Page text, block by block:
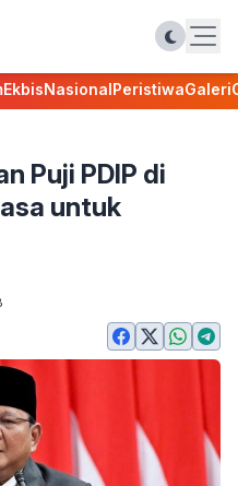
EkbisNasionalPeristiwaGaleri
Puji PDIP di
untuk